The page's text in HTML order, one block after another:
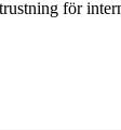
för